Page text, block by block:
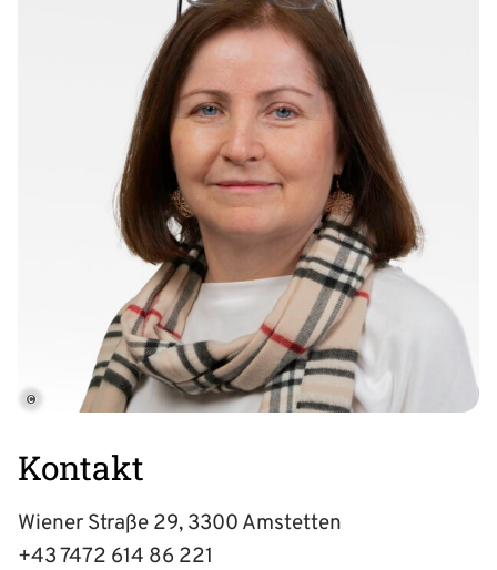
©
Kontakt
Wiener Straße 29, 3300 Amstetten
+43 7472 614 86 221